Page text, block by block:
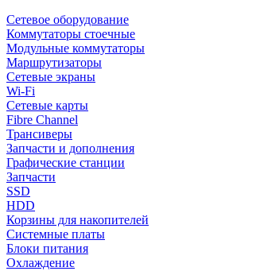
Сетевое оборудование
Коммутаторы стоечные
Модульные коммутаторы
Маршрутизаторы
Сетевые экраны
Wi-Fi
Сетевые карты
Fibre Channel
Трансиверы
Запчасти и дополнения
Графические станции
Запчасти
SSD
HDD
Корзины для накопителей
Системные платы
Блоки питания
Охлаждение